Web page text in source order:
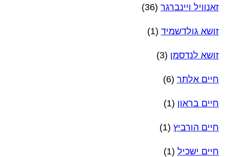
זאנוויל ויינברגר (36)
זושא גולדשמיד (1)
זושא לנדסמן (3)
חיים אלתר (6)
חיים בראון (1)
חיים הורביץ (1)
חיים ישכיל (1)